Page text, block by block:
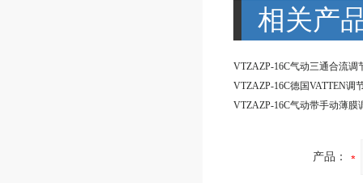
相关产
产品：